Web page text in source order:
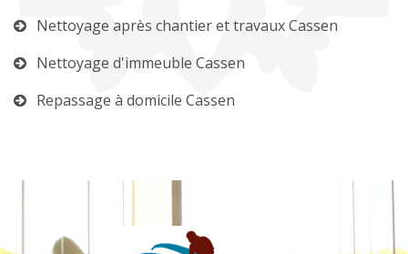
Nettoyage après chantier et travaux Cassen
Nettoyage d'immeuble Cassen
Repassage à domicile Cassen